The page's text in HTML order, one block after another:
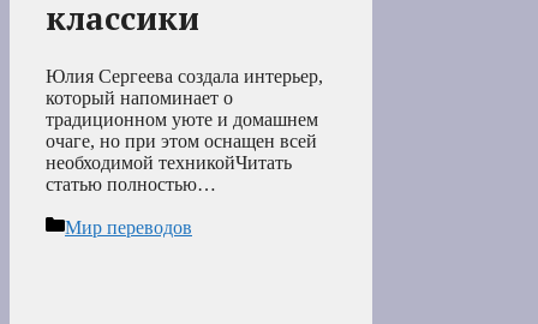
классики
Юлия Сергеева создала интерьер,
который напоминает о
традиционном уюте и домашнем
очаге, но при этом оснащен всей
необходимой техникойЧитать
статью полностью…
Рубрики
Мир переводов